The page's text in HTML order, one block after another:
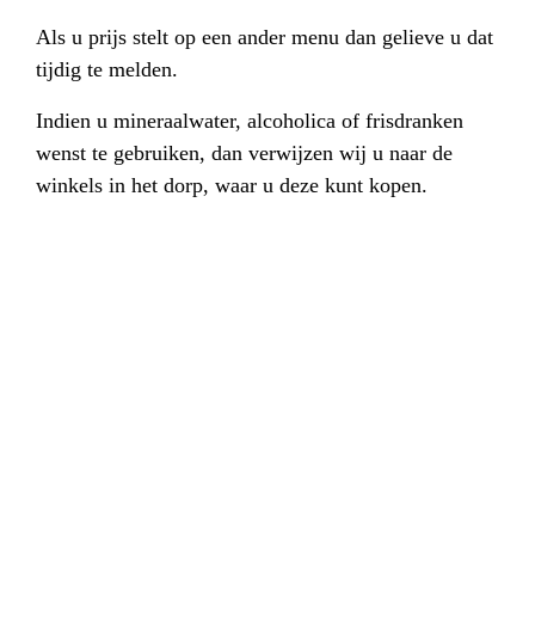
Als u prijs stelt op een ander menu dan gelieve u dat
tijdig te melden.
Indien u mineraalwater, alcoholica of frisdranken
wenst te gebruiken, dan verwijzen wij u naar de
winkels in het dorp, waar u deze kunt kopen.